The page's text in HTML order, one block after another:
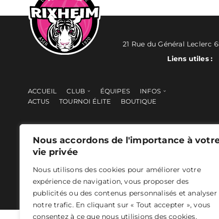
Nous accordons de l'importance à
vie privée
Nous utilisons des cookies pour améliorer votre
expérience de navigation, vous proposer des
publicités ou des contenus personnalisés et analyser
notre trafic. En cliquant sur « Tout accepter », vous
consentez à ce que nous utilisions des cookies.
21 Rue du Général Leclerc
Liens utiles :
ACCUEIL CLUB ÉQUIPES
INFOS
ACTUS
TOURNOI ÉLITE BOUTIQUE
ASER 2024 - Tous droits réservés -Mentions légales-